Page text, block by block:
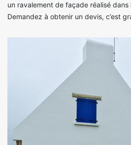
un ravalement de façade réalisé dans
Demandez à obtenir un devis, c’est